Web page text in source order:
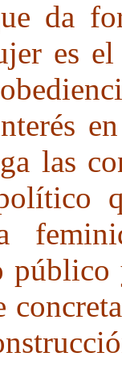
da
es
las